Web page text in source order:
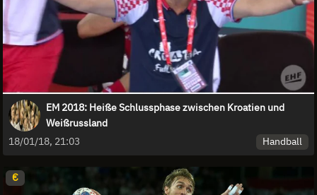
EM 2018: Heiße Schlussphase zwischen Kroatien und
Weißrussland
18/01/18, 21:03
Handball
€